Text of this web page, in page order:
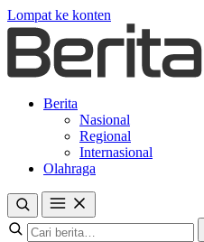
Lompat ke konten
Berita
Nasional
Regional
Internasional
Olahraga